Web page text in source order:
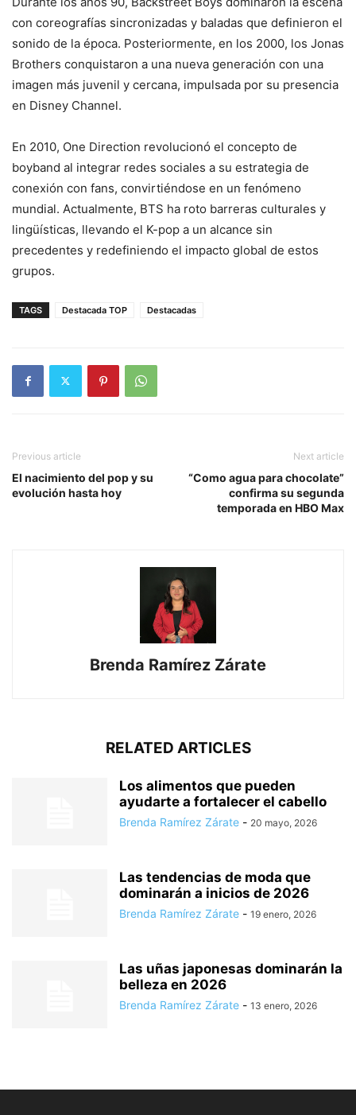
con coreografías sincronizadas y baladas que definieron el
sonido de la época. Posteriormente, en los 2000, los Jonas
Brothers conquistaron a una nueva generación con una
imagen más juvenil y cercana, impulsada por su presencia
en Disney Channel.
En 2010, One Direction revolucionó el concepto de
boyband al integrar redes sociales a su estrategia de
conexión con fans, convirtiéndose en un fenómeno
mundial. Actualmente, BTS ha roto barreras culturales y
lingüísticas, llevando el K-pop a un alcance sin
precedentes y redefiniendo el impacto global de estos
grupos.
TAGS Destacada TOP Destacadas
Previous article
El nacimiento del pop y su
evolución hasta hoy
Next article
“Como agua para chocolate”
confirma su segunda
temporada en HBO Max
Brenda Ramírez Zárate
RELATED ARTICLES
Los alimentos que pueden
ayudarte a fortalecer el cabello
Brenda Ramírez Zárate - 20 mayo, 2026
Las tendencias de moda que
dominarán a inicios de 2026
Brenda Ramírez Zárate - 19 enero, 2026
Las uñas japonesas dominarán la
belleza en 2026
Brenda Ramírez Zárate - 13 enero, 2026